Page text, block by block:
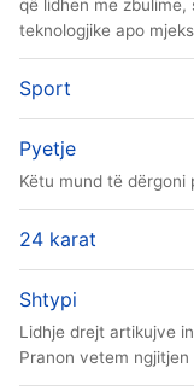
që lidhen me
teknologjike apo
Sport
Pyetje
Këtu mund të
24 karat
Shtypi
Lidhje drejt artikujve
Pranon vetem ngjitjen